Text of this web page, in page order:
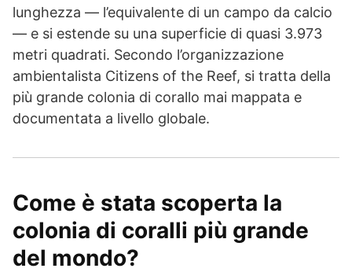
lunghezza — l’equivalente di un campo da calcio
— e si estende su una superficie di quasi 3.973
metri quadrati. Secondo l’organizzazione
ambientalista Citizens of the Reef, si tratta della
più grande colonia di corallo mai mappata e
documentata a livello globale.
Come è stata scoperta la
colonia di coralli più grande
del mondo?